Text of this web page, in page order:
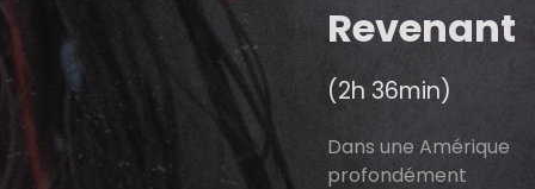
Revenant
(2h 36min)
Dans une Amérique
profondément